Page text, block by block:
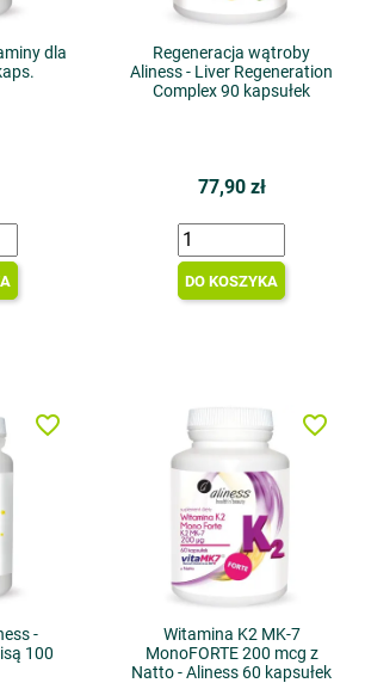
dla
Regeneracja wątroby
Aliness - Liver Regeneration
Complex 90 kapsułek
77,90 zł
DO KOSZYKA
-
100
favorite_border
Witamina K2 MK-7
MonoFORTE 200 mcg z
Natto - Aliness 60 kapsułek
favorite_border